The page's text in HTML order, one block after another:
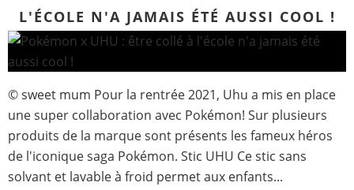
L'ÉCOLE N'A JAMAIS ÉTÉ AUSSI COOL !
© sweet mum Pour la rentrée 2021, Uhu a mis en place
une super collaboration avec Pokémon! Sur plusieurs
produits de la marque sont présents les fameux héros
de l'iconique saga Pokémon. Stic UHU Ce stic sans
solvant et lavable à froid permet aux enfants...